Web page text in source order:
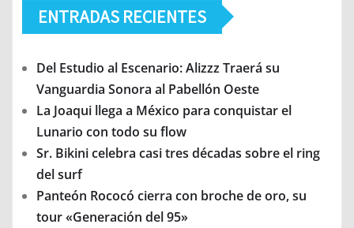
ENTRADAS RECIENTES
Del Estudio al Escenario: Alizzz Traerá su
Vanguardia Sonora al Pabellón Oeste
La Joaqui llega a México para conquistar el
Lunario con todo su flow
Sr. Bikini celebra casi tres décadas sobre el ring
del surf
Panteón Rococó cierra con broche de oro, su
tour «Generación del 95»